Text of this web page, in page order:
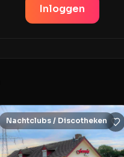
Inloggen
Nachtclubs / Discotheken